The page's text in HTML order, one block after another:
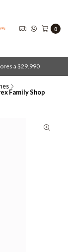
0
a $29.990
Family Shop